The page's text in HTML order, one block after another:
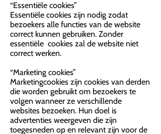
“Essentiële cookies”
Essentiële cookies zijn nodig zodat
bezoekers alle functies van de website
correct kunnen gebruiken. Zonder
essentiële cookies zal de website niet
correct werken.
“Marketing cookies”
Marketingcookies zijn cookies van derden
die worden gebruikt om bezoekers te
volgen wanneer ze verschillende
websites bezoeken. Hun doel is
advertenties weergeven die zijn
toegesneden op en relevant zijn voor de